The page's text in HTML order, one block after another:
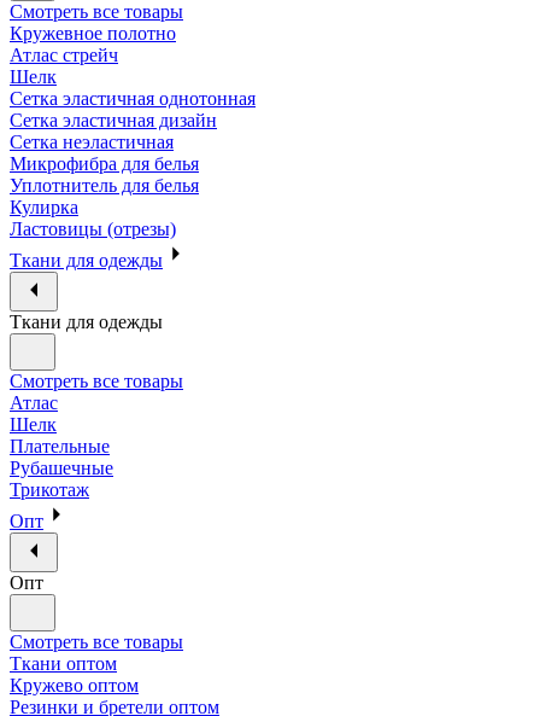
Смотреть все товары
Кружевное полотно
Атлас стрейч
Шелк
Сетка эластичная однотонная
Сетка эластичная дизайн
Сетка неэластичная
Микрофибра для белья
Уплотнитель для белья
Кулирка
Ластовицы (отрезы)
Ткани для одежды
Ткани для одежды
Смотреть все товары
Атлас
Шелк
Плательные
Рубашечные
Трикотаж
Опт
Опт
Смотреть все товары
Ткани оптом
Кружево оптом
Резинки и бретели оптом